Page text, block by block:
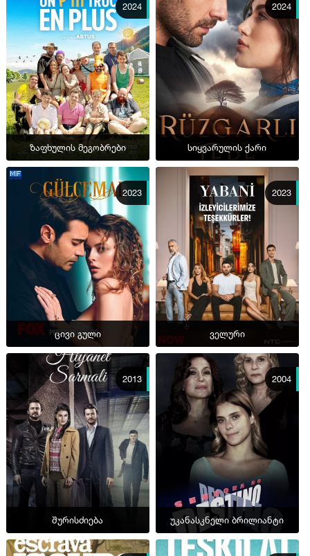
2024
ზაფხულის მეგობრები
2024
სიყვარულის ქარი
2023
ცივი გული
2023
ველური
2013
შურისძიება
2004
უკანასკნელი ბრილიანტი